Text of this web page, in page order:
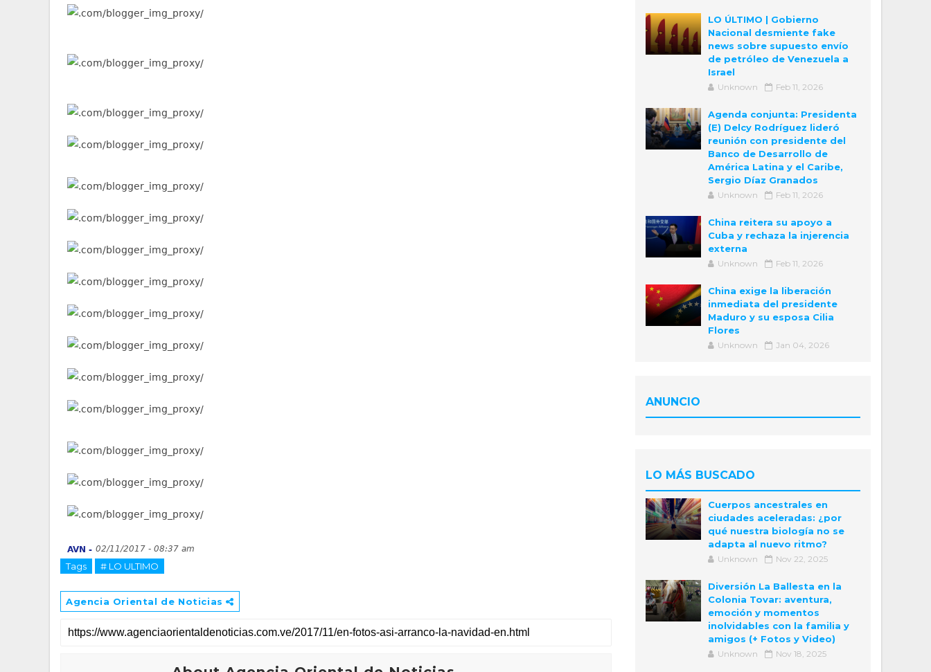
AVN - 02/11/2017 - 08:37 am
Tags # LO ULTIMO
Agencia Oriental de Noticias
LO ÚLTIMO | Gobierno
Nacional desmiente fake
news sobre supuesto envío
de petróleo de Venezuela a
Israel
Unknown Feb 11, 2026
Agenda conjunta: Presidenta
(E) Delcy Rodríguez lideró
reunión con presidente del
Banco de Desarrollo de
América Latina y el Caribe,
Sergio Díaz Granados
Unknown Feb 11, 2026
China reitera su apoyo a
Cuba y rechaza la injerencia
externa
Unknown Feb 11, 2026
China exige la liberación
inmediata del presidente
Maduro y su esposa Cilia
Flores
Unknown Jan 04, 2026
ANUNCIO
LO MÁS BUSCADO
Cuerpos ancestrales en
ciudades aceleradas: ¿por
qué nuestra biología no se
adapta al nuevo ritmo?
Unknown Nov 22, 2025
Diversión La Ballesta en la
Colonia Tovar: aventura,
emoción y momentos
inolvidables con la familia y
amigos (+ Fotos y Video)
Unknown Nov 18, 2025